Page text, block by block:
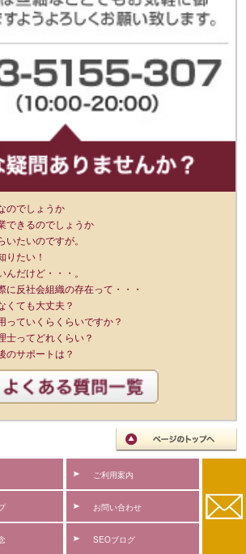
のでしょうか
できるのでしょうか
たいのですが。
りたい！
だけど・・・。
に反社会組織の存在って・・・
くても大丈夫？
っていくらくらいですか？
士ってどれくらい？
のサポートは？
ご利用案内
お問い合わせ
SEOブログ